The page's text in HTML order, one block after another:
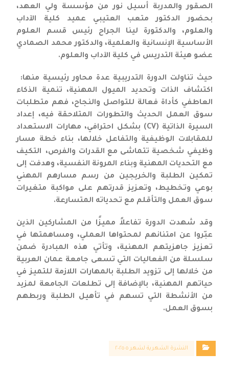
الصقور والمدربة أسيل نور من مؤسسة ولي العهد،
بحضور الدكتور متعب العتيبي عميد كلية الآداب
والعلوم، والدكتورة لينا الجراح رئيس قسم العلوم
الأساسية الإنسانية والعلمية، والدكتور محمد الصمادي
عضو هيئة التدريس في كلية الآداب والعلوم.
حيث تناولت الدورة التدريبية عدة محاور رئيسية منها:
اكتشاف الذات وتحديد الميول المهنية، تنمية الذكاء
العاطفي كأداة فعالة للتواصل والنجاح، فهم متطلبات
سوق العمل الحديث والتطورات المتلاحقة فيه، إعداد
السيرة الذاتية (CV) بشكل احترافي، مهارات الاستعداد
للمقابلات الوظيفية والتفاعل خلالها، بناء خطة مسار
وظيفي شخصية تتماشى مع القدرات والفرص، التكيف
مع التحديات المهنية وبناء المرونة النفسية، وهدفت إلى
تمكين الطلبة والخريجين من رسم مسارهم المهني
بوعي وتخطيط، وتعزيز قدرتهم على مواكبة متغيرات
سوق العمل والتأقلم مع تحدياته المتسارعة.
وقد شهدت الدورة تفاعلاً مميزًا من المشاركين الذين
عبّروا عن امتنانهم لمحتواها العملي، ومساهمتها في
تعزيز جاهزيتهم المهنية، وتأتي هذه المبادرة ضمن
سلسلة من الفعاليات التي تسعى جامعة عمان العربية
من خلالها إلى تزويد الطلبة بالمهارات اللازمة للتميز في
حياتهم المهنية، بالإضافة إلى تطلعات الجامعة لمزيد
من الأنشطة التي تسهم في تأهيل الطلبة وربطهم
بسوق العمل.
النشرة الشهرية لشهر ٥ ٢٠٢٥